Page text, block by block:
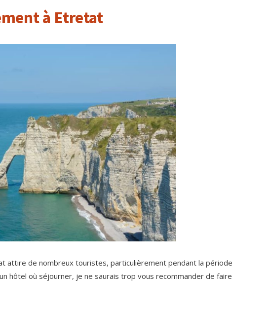
à Etretat
attire de nombreux touristes, particulièrement pendant la période
hôtel où séjourner, je ne saurais trop vous recommander de faire